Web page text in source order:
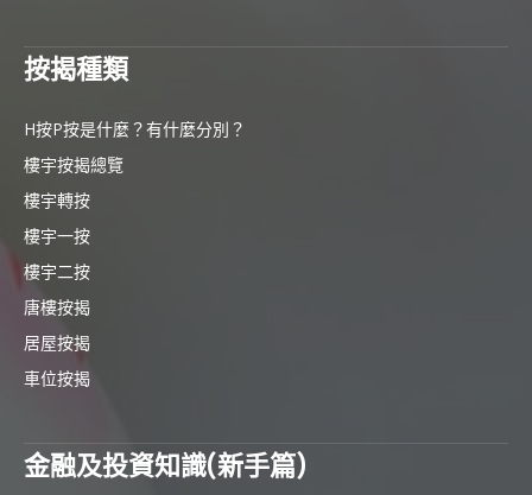
按揭種類
H按P按是什麼？有什麼分別？
樓宇按揭總覽
樓宇轉按
樓宇一按
樓宇二按
唐樓按揭
居屋按揭
車位按揭
金融及投資知識(新手篇)